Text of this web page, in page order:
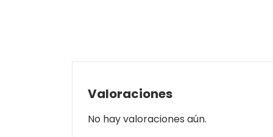
Valoraciones
No hay valoraciones aún.